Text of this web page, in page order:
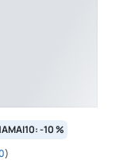
-10 %
)